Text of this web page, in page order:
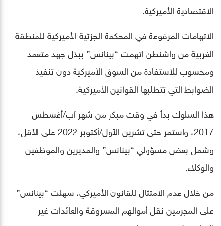
الاقتصادية الأميركية.
الاتهامات المرفوعة في المحكمة الجزئية الأميركية للمنطقة
الغربية من واشنطن اتهمت “بينانس” ببذل جهد متعمد
ومحسوب للاستفادة من السوق الأميركية دون تنفيذ
الضوابط التي تتطلبها القوانين الأميركية.
هذا السلوك بدأ في وقت مبكر من شهر آب/أغسطس
2017، واستمر حتى تشرين الأول/أكتوبر 2022 على الأقل،
وشمل بعض مسؤولي “بينانس” والمديرين والموظفين
والوكلاء.
من خلال عدم الامتثال للقانون الأميركي، سهلت “بينانس”
على المجرمين نقل أموالهم المسروقة والعائدات غير